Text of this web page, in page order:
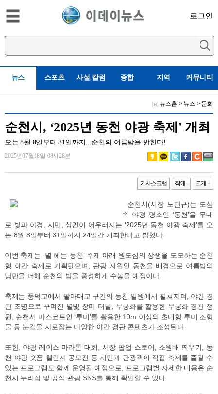
로그인
뉴스 스포츠 사설,칼럼 종합 지역 커뮤니티
뉴스홈 > 뉴스 > 문화
순천시, ‘2025년 동천 야광 축제' 개최
오는 8월 8일부터 31일까지...순천의 여름밤을 밝힌다!
2025년07월18일 08시28분
기사스크랩 작게 - 크게 +
순천시(시장 노관규)는 도심
속 야경 명소인 ‘동천’을 무대
로 빛과 야경, 시민, 상인이 어우러지는 ‘2025년 동천 야광 축제’를 오
는 8월 8일부터 31일까지 24일간 개최한다고 밝혔다.
이번 축제는 ‘별 헤는 동천’ 주제 아래 원도심의 상생을 도모하는 순천
형 야간 축제로 기획됐으며, 관광 자원인 동천을 배경으로 여름밤의
낭만을 더해 순천의 밤을 풍성하게 수놓을 예정이다.
축제는 풍덕교에서 팔마대교 구간의 동천 일원에서 펼쳐지며, 야간 경
관 조명으로 꾸며진 별빛 장미 터널, 무궁화를 활용한 무궁화 경관 정
원, 순천시 마스코트인 ‘루미’를 활용한 10m 이상의 초대형 루미 조형
물 등 눈길을 사로잡는 다양한 야간 경관 콘텐츠가 조성된다.
또한, 야광 레이스 마라톤 대회, 시장 팝업 스토어, 소원배 띄우기, 동
천 야광 숏폼 챌린지 공모전 등 시민과 관광객이 직접 축제를 즐길 수
있는 프로그램도 함께 운영될 예정으로, 프로그램별 자세한 내용은 순
천시 누리집 및 공식 관광 SNS를 통해 확인할 수 있다.